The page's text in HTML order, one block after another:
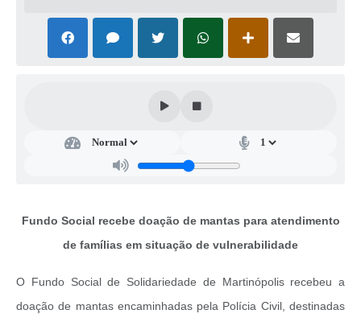
Casa dos Conselhos
Fundo Municipal dos Direitos da Criança e do Adolescente
Ouvidoria
Ouvidoria Saúde
Fundo Social recebe doação de mantas para atendimento
de famílias em situação de vulnerabilidade
O Fundo Social de Solidariedade de Martinópolis recebeu a
doação de mantas encaminhadas pela Polícia Civil, destinadas